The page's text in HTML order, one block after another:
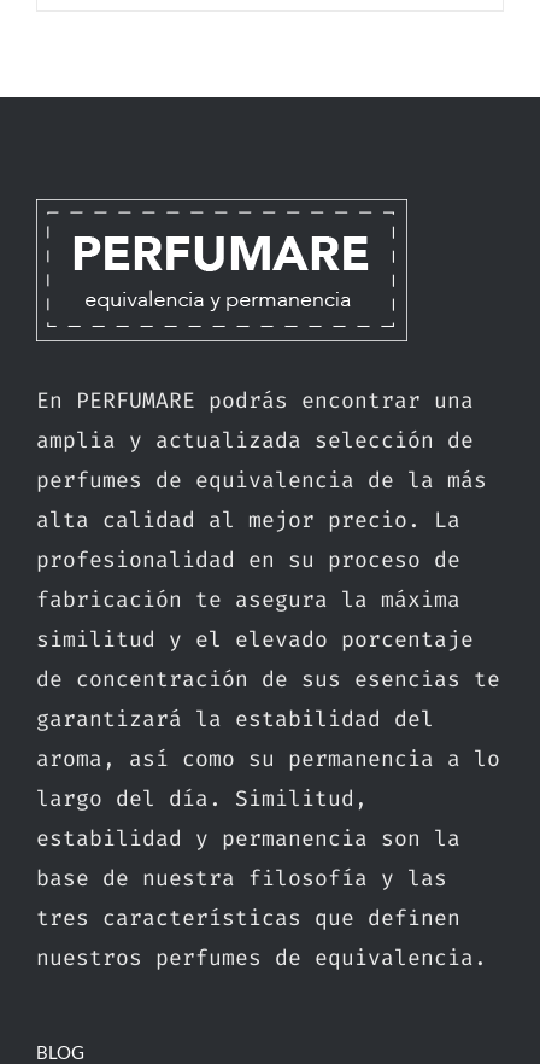
En PERFUMARE podrás encontrar una
amplia y actualizada selección de
perfumes de equivalencia de la más
alta calidad al mejor precio. La
profesionalidad en su proceso de
fabricación te asegura la máxima
similitud y el elevado porcentaje
de concentración de sus esencias te
garantizará la estabilidad del
aroma, así como su permanencia a lo
largo del día. Similitud,
estabilidad y permanencia son la
base de nuestra filosofía y las
tres características que definen
nuestros perfumes de equivalencia.
BLOG